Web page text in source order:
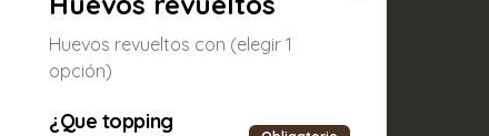
Huevos revueltos con (elegir 1
opción)
¿Que topping